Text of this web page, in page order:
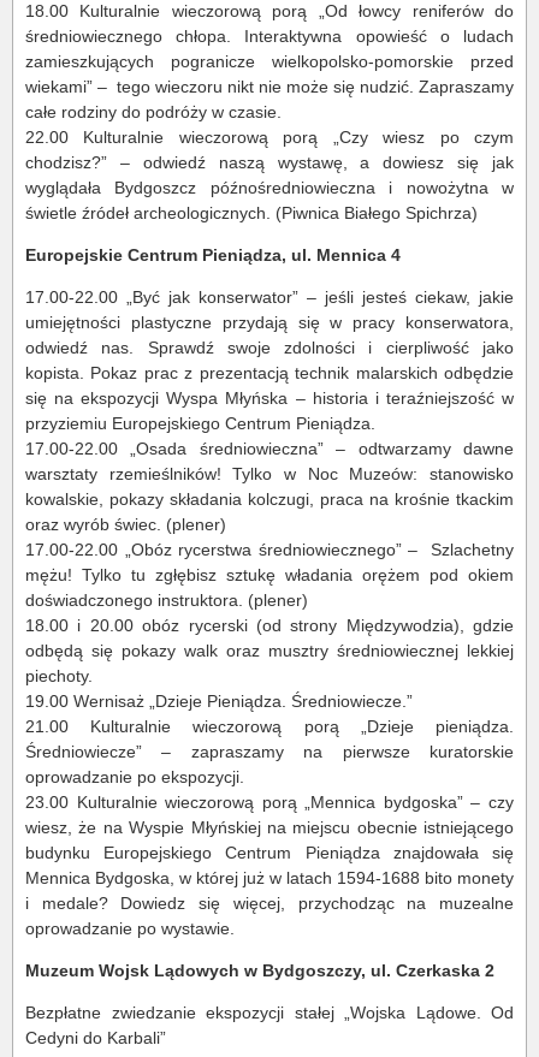
18.00 Kulturalnie wieczorową porą „Od łowcy reniferów do
średniowiecznego chłopa. Interaktywna opowieść o ludach
zamieszkujących pogranicze wielkopolsko-pomorskie przed
wiekami” – tego wieczoru nikt nie może się nudzić. Zapraszamy
całe rodziny do podróży w czasie.
22.00 Kulturalnie wieczorową porą „Czy wiesz po czym
chodzisz?” – odwiedź naszą wystawę, a dowiesz się jak
wyglądała Bydgoszcz późnośredniowieczna i nowożytna w
świetle źródeł archeologicznych. (Piwnica Białego Spichrza)
Europejskie Centrum Pieniądza, ul. Mennica 4
17.00-22.00 „Być jak konserwator” – jeśli jesteś ciekaw, jakie
umiejętności plastyczne przydają się w pracy konserwatora,
odwiedź nas. Sprawdź swoje zdolności i cierpliwość jako
kopista. Pokaz prac z prezentacją technik malarskich odbędzie
się na ekspozycji Wyspa Młyńska – historia i teraźniejszość w
przyziemiu Europejskiego Centrum Pieniądza.
17.00-22.00 „Osada średniowieczna” – odtwarzamy dawne
warsztaty rzemieślników! Tylko w Noc Muzeów: stanowisko
kowalskie, pokazy składania kolczugi, praca na krośnie tkackim
oraz wyrób świec. (plener)
17.00-22.00 „Obóz rycerstwa średniowiecznego” – Szlachetny
mężu! Tylko tu zgłębisz sztukę władania orężem pod okiem
doświadczonego instruktora. (plener)
18.00 i 20.00 obóz rycerski (od strony Międzywodzia), gdzie
odbędą się pokazy walk oraz musztry średniowiecznej lekkiej
piechoty.
19.00 Wernisaż „Dzieje Pieniądza. Średniowiecze.”
21.00 Kulturalnie wieczorową porą „Dzieje pieniądza.
Średniowiecze” – zapraszamy na pierwsze kuratorskie
oprowadzanie po ekspozycji.
23.00 Kulturalnie wieczorową porą „Mennica bydgoska” – czy
wiesz, że na Wyspie Młyńskiej na miejscu obecnie istniejącego
budynku Europejskiego Centrum Pieniądza znajdowała się
Mennica Bydgoska, w której już w latach 1594-1688 bito monety
i medale? Dowiedz się więcej, przychodząc na muzealne
oprowadzanie po wystawie.
Muzeum Wojsk Lądowych w Bydgoszczy, ul. Czerkaska 2
Bezpłatne zwiedzanie ekspozycji stałej „Wojska Lądowe. Od
Cedyni do Karbali”